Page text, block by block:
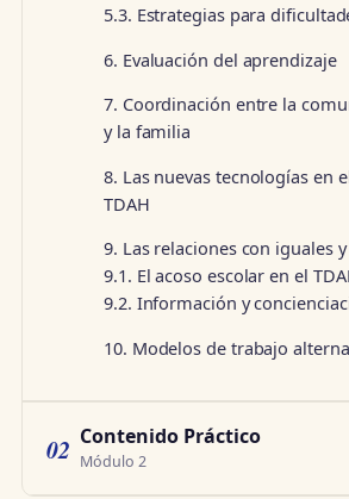
5.3. Estrategias para
6. Evaluación del aprendizaje
7. Coordinación entre la
y la familia
8. Las nuevas tecnologías en
TDAH
9. Las relaciones con iguales
9.1. El acoso escolar en el
9.2. Información y
10. Modelos de trabajo
02 Contenido Práctico
Módulo 2